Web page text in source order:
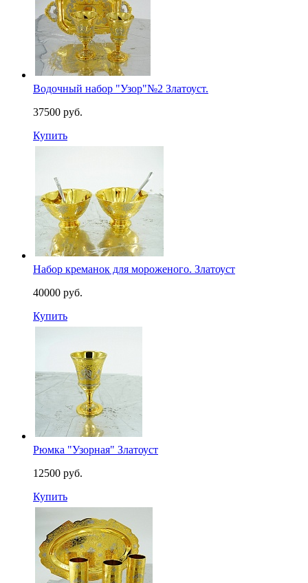
Водочный набор "Узор"№2 Златоуст.
37500 руб.
Купить
Набор креманок для мороженого. Златоуст
40000 руб.
Купить
Рюмка "Узорная" Златоуст
12500 руб.
Купить